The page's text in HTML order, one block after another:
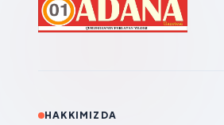
HAKKIMIZDA